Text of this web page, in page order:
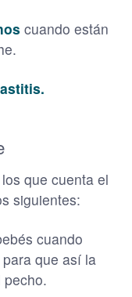
cuando están
que cuenta el
siguientes:
cuando
que así la
pecho.